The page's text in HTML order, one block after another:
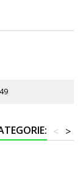
>
<